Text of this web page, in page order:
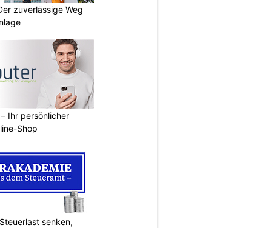
zuverlässige Weg
Ihr persönlicher
Shop
senken,